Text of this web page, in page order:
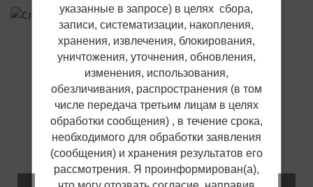
указанные в запросе) в целях сбора,
записи, систематизации, накопления,
хранения, извлечения, блокирования,
уничтожения, уточнения, обновления,
изменения, использования,
обезличивания, распространения (в том
числе передача третьим лицам в целях
обработки сообщения) , в течение срока,
необходимого для обработки заявления
(сообщения) и хранения результатов его
рассмотрения. Я проинформирован(а),